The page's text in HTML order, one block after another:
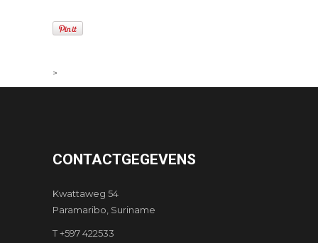
>
CONTACTGEGEVENS
Kwattaweg 54
Paramaribo, Suriname
T +597 422533